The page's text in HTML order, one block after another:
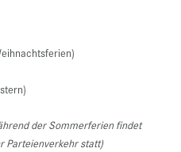
der Sommerferien findet
Parteienverkehr statt)